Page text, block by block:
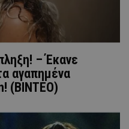
– Έκανε
αγαπημένα
(BINTEO)